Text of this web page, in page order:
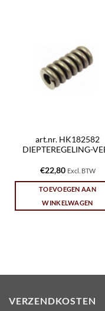
art.nr. HK182582
DIEPTEREGELING-
€22,80 Excl. BTW
TOEVOEGEN AAN
WINKELWAGEN
VERZENDKOSTEN